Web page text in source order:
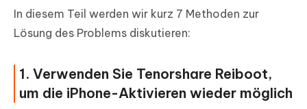
In diesem Teil werden wir kurz 7 Methoden zur
Lösung des Problems diskutieren:
1. Verwenden Sie Tenorshare Reiboot,
um die iPhone-Aktivieren wieder möglich